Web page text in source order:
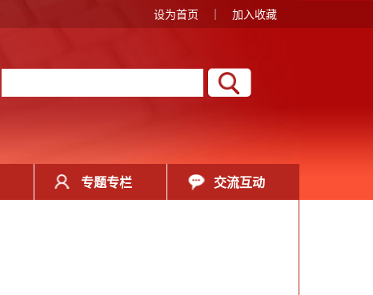
设为首页 加入收藏
专题专栏 交流互动